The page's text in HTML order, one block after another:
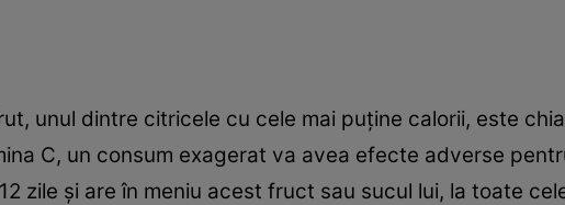
unul dintre citricele cu cele mai puţine calorii, este
C, un consum exagerat va avea efecte adverse
zile şi are în meniu acest fruct sau sucul lui, la toate